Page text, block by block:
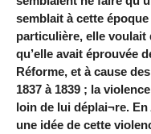
semblait à cette
particulière, elle voulait
qu’elle avait éprouvée
Réforme, et à cause
1837 à 1839 ; la
loin de lui déplai¬re.
une idée de cette